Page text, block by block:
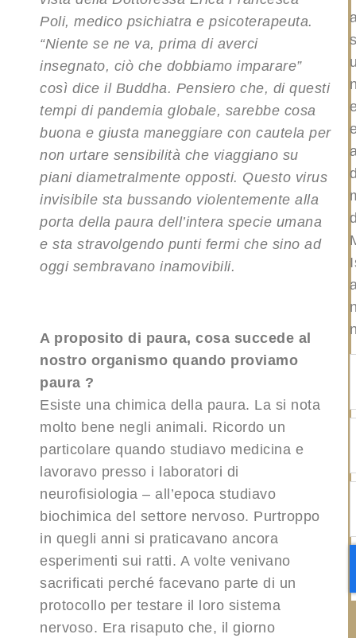
Poli, medico psichiatra e psicoterapeuta.
“Niente se ne va, prima di averci
insegnato, ciò che dobbiamo imparare”
così dice il Buddha. Pensiero che, di questi
tempi di pandemia globale, sarebbe cosa
buona e giusta maneggiare con cautela per
non urtare sensibilità che viaggiano su
piani diametralmente opposti. Questo virus
invisibile sta bussando violentemente alla
porta della paura dell’intera specie umana
e sta stravolgendo punti fermi che sino ad
oggi sembravano inamovibili.
A proposito di paura, cosa succede al
nostro organismo quando proviamo
paura ?
Esiste una chimica della paura. La si nota
molto bene negli animali. Ricordo un
particolare quando studiavo medicina e
lavoravo presso i laboratori di
neurofisiologia – all’epoca studiavo
biochimica del settore nervoso. Purtroppo
in quegli anni si praticavano ancora
esperimenti sui ratti. A volte venivano
sacrificati perché facevano parte di un
protocollo per testare il loro sistema
nervoso. Era risaputo che, il giorno